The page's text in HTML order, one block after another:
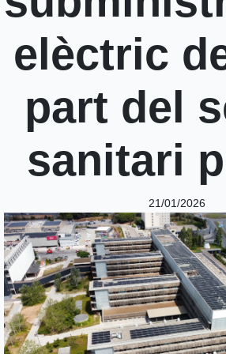
elèctric
part del
sanitari
21/01/2026